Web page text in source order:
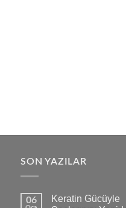
SON YAZILAR
06
Keratin Gücüyle